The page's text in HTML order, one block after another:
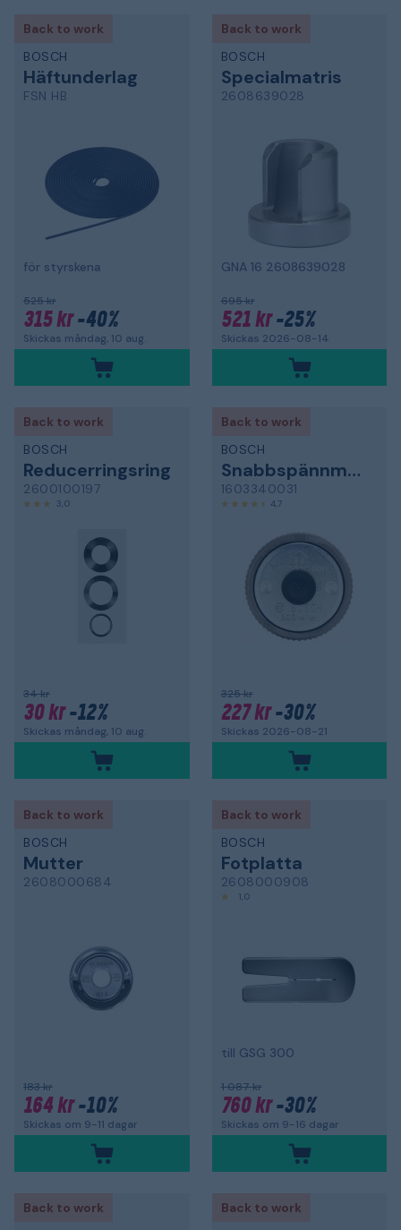
Back to work
BOSCH
Häftunderlag
FSN HB
för styrskena
525 kr
315 kr-40%
Skickas måndag, 10 aug.
Back to work
BOSCH
Specialmatris
2608639028
GNA 16 2608639028
695 kr
521 kr-25%
Skickas 2026-08-14
Back to work
BOSCH
Reducerringsring
2600100197
3,0
34 kr
30 kr-12%
Skickas måndag, 10 aug.
Back to work
BOSCH
Snabbspännmutter
1603340031
4,7
325 kr
227 kr-30%
Skickas 2026-08-21
Back to work
BOSCH
Mutter
2608000684
183 kr
164 kr-10%
Skickas om 9-11 dagar
Back to work
BOSCH
Fotplatta
2608000908
1,0
till GSG 300
1 087 kr
760 kr-30%
Skickas om 9-16 dagar
Back to work
Back to work